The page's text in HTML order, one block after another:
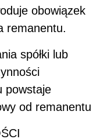
obowiązek
remanentu.
spółki lub
powstaje
od remanentu